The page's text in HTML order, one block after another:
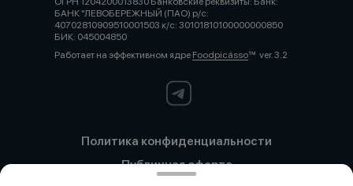
БАНК "ЛЕВОБЕРЕЖНЫЙ (ПАО) р/с:
40702810909510001503 к/с: 30101810100000000850
БИК: 045004850
Работает на эффективном ядре Foodpicássover. 3.2
Политика конфиденциальности
Публичная оферта